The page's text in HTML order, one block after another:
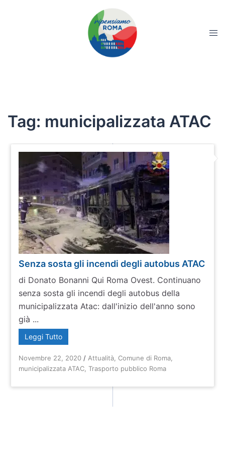
Tag: municipalizzata ATAC
Senza sosta gli incendi degli autobus ATAC
di Donato Bonanni Qui Roma Ovest. Continuano
senza sosta gli incendi degli autobus della
municipalizzata Atac: dall'inizio dell'anno sono
già ...
Leggi Tutto
Novembre 22, 2020 / Attualità ,Comune di Roma
municipalizzata ATAC ,Trasporto pubblico Roma